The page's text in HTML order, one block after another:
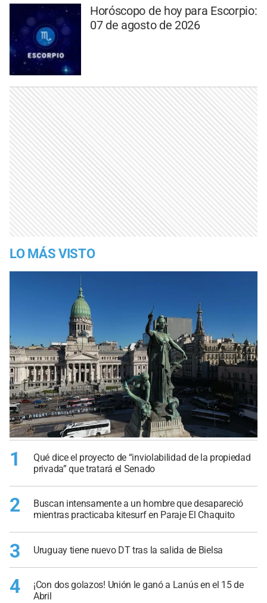
Horóscopo de hoy para Escorpio:
07 de agosto de 2026
LO MÁS VISTO
1
Qué dice el proyecto de “inviolabilidad de la propiedad
privada” que tratará el Senado
2
Buscan intensamente a un hombre que desapareció
mientras practicaba kitesurf en Paraje El Chaquito
3 Uruguay tiene nuevo DT tras la salida de Bielsa
4
¡Con dos golazos! Unión le ganó a Lanús en el 15 de
Abril